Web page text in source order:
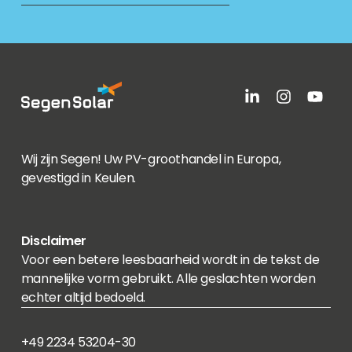
Leer meer over de nieuwste producten in
Webinars
Wij zijn Segen! Uw PV-groothandel in Europa,
gevestigd in Keulen.
Disclaimer
Voor een betere leesbaarheid wordt in de tekst de
mannelijke vorm gebruikt. Alle geslachten worden
echter altijd bedoeld.
+49 2234 53204-30